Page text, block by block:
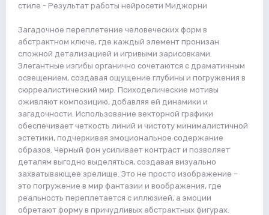
стиле - Результат работы нейросети Миджорни
Загадочное переплетение человеческих форм в
абстрактном ключе, где каждый элемент пронизан
сложной детализацией и игривыми зарисовками.
Элегантные изгибы органично сочетаются с драматичным
освещением, создавая ощущение глубины и погружения в
сюрреалистический мир. Психоделические мотивы
оживляют композицию, добавляя ей динамики и
загадочности. Использование векторной графики
обеспечивает четкость линий и чистоту минималистичной
эстетики, подчеркивая эмоциональное содержание
образов. Черный фон усиливает контраст и позволяет
деталям выгодно выделяться, создавая визуально
захватывающее зрелище. Это не просто изображение –
это погружение в мир фантазии и воображения, где
реальность переплетается с иллюзией, а эмоции
обретают форму в причудливых абстрактных фигурах.